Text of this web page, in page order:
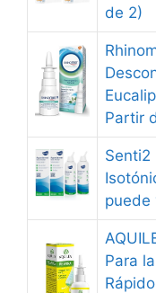
de 2)
Partir
Senti2
puede
Para